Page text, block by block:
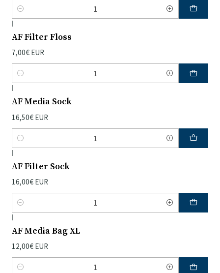
Quantidade
|
AF Filter Floss
7,00€ EUR
Quantidade
|
AF Media Sock
16,50€ EUR
Quantidade
|
AF Filter Sock
16,00€ EUR
Quantidade
|
AF Media Bag XL
12,00€ EUR